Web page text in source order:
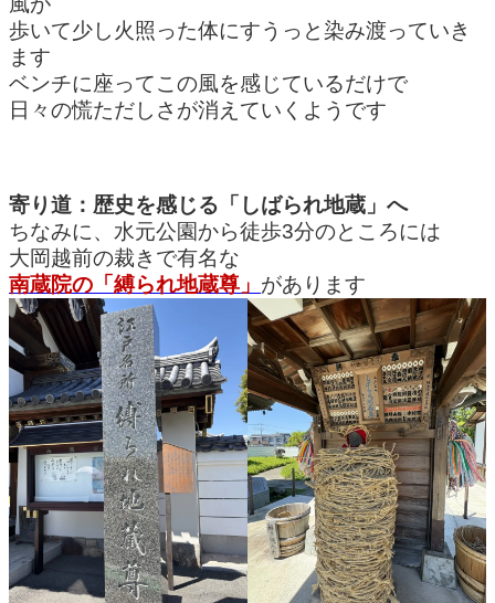
歩いて少し火照った体にすうっと染み渡っていき
ます
ベンチに座ってこの風を感じているだけで
日々の慌ただしさが消えていくようです
寄り道：歴史を感じる「しばられ地蔵」へ
ちなみに、水元公園から徒歩3分のところには
大岡越前の裁きで有名な
南蔵院の「縛られ地蔵尊」 があります